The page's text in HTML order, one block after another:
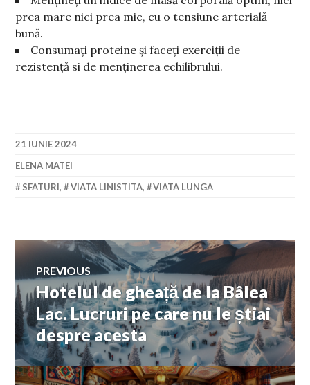
prea mare nici prea mic, cu o tensiune arterială
bună.
Consumați proteine și faceți exerciții de
rezistență si de menținerea echilibrului.
21 IUNIE 2024
ELENA MATEI
SFATURI, VIATA LINISTITA, VIATA LUNGA
Navigare
în
articole
PREVIOUS
Previous
post:
Hotelul de gheață de la Bâlea
Lac. Lucruri pe care nu le știai
despre acesta